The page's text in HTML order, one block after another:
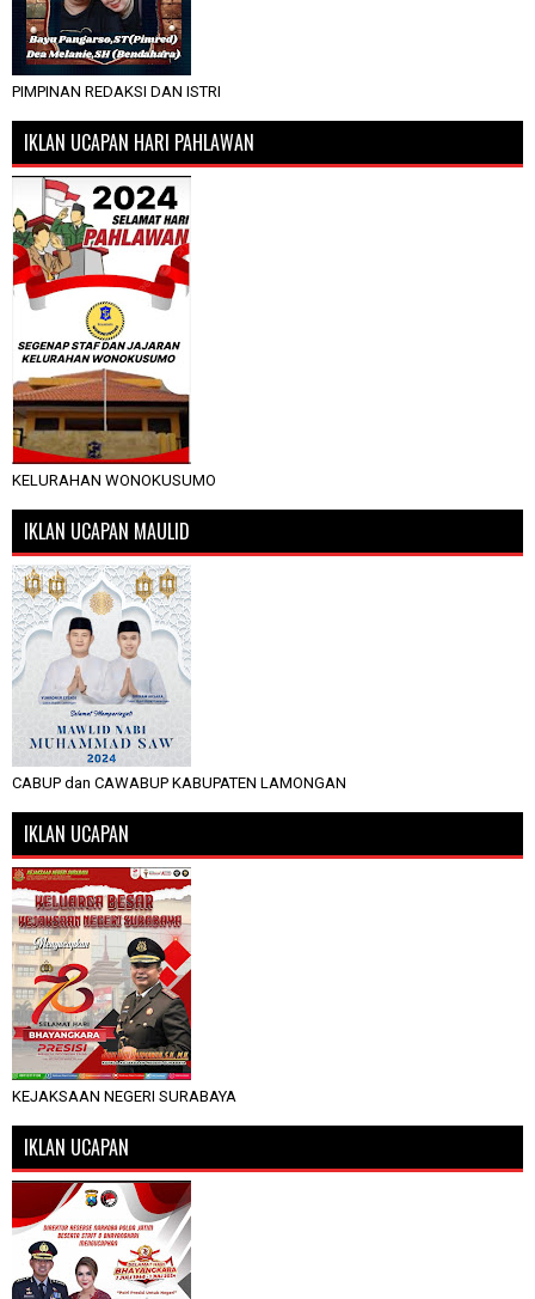
PIMPINAN REDAKSI DAN ISTRI
IKLAN UCAPAN HARI PAHLAWAN
KELURAHAN WONOKUSUMO
IKLAN UCAPAN MAULID
CABUP dan CAWABUP KABUPATEN LAMONGAN
IKLAN UCAPAN
KEJAKSAAN NEGERI SURABAYA
IKLAN UCAPAN